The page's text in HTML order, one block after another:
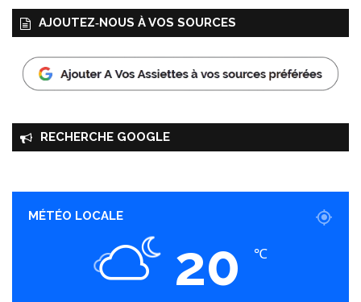
e
0
AJOUTEZ‑NOUS À VOS SOURCES
RECHERCHE GOOGLE
MÉTÉO LOCALE
20 ℃